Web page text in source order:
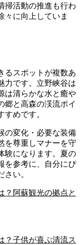
掃活動の推進も行わ
々に向上していま
るスポットが複数あ
力です。立野峡谷は
は清らかな水と癒や
郷と高森の渓流ポイ
めです。
の変化・必要な装備
を尊重しマナーを守
験になります。夏の
を参考に、自分にぴ
い。
？阿蘇観光の拠点と
？子供が喜ぶ清流ス